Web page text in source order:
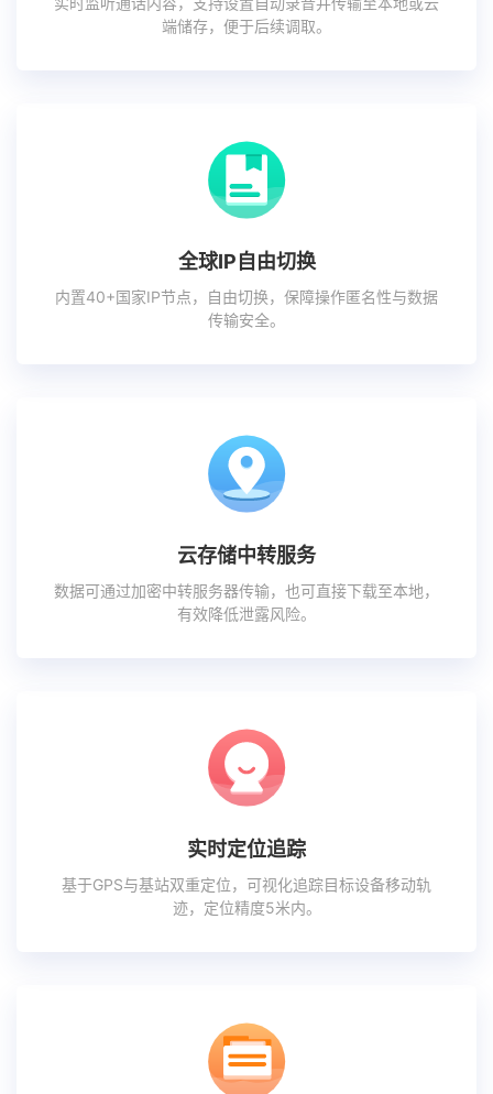
端储存，便于后续调取。
全球IP自由切换
内置40+国家IP节点，自由切换，保障操作匿名性与数据
传输安全。
云存储中转服务
数据可通过加密中转服务器传输，也可直接下载至本地，
有效降低泄露风险。
实时定位追踪
基于GPS与基站双重定位，可视化追踪目标设备移动轨
迹，定位精度5米内。